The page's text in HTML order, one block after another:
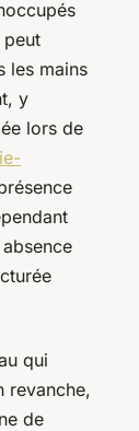
peut
les mains
y
lors de
qui
revanche,
de